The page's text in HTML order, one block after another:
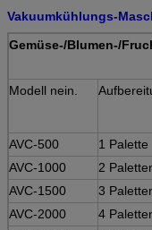
Vakuumkühlungs-
Gemüse-/Blumen-/
Modell nein.
AVC-500
1 Palette
AVC-1000
2
AVC-1500
3
AVC-2000
4